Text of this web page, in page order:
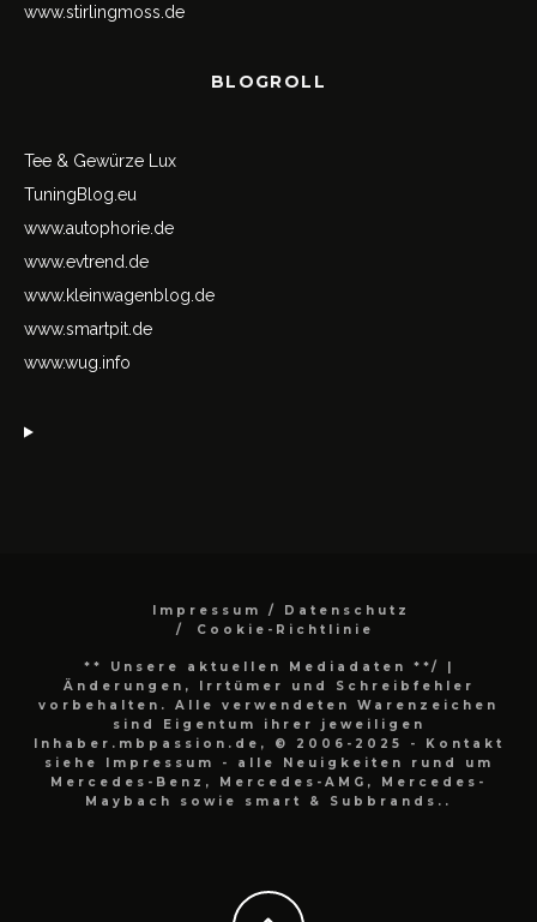
www.stirlingmoss.de
BLOGROLL
Tee & Gewürze Lux
TuningBlog.eu
www.autophorie.de
www.evtrend.de
www.kleinwagenblog.de
www.smartpit.de
www.wug.info
Impressum / Datenschutz
Cookie-Richtlinie
** Unsere aktuellen Mediadaten **/
|
Änderungen, Irrtümer und Schreibfehler
vorbehalten. Alle verwendeten Warenzeichen
sind Eigentum ihrer jeweiligen
Inhaber.mbpassion.de, © 2006-2025 - Kontakt
siehe Impressum - alle Neuigkeiten rund um
Mercedes-Benz, Mercedes-AMG, Mercedes-
Maybach sowie smart & Subbrands..